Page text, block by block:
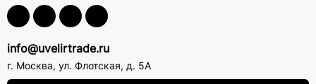
info@uvelirtrade.ru
г. Москва, ул. Флотская, д. 5А